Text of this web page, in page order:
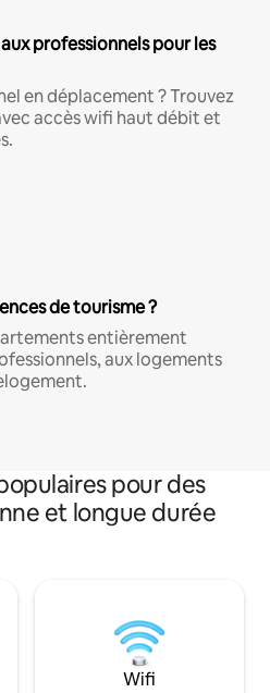
professionnels pour les
en déplacement ? Trouvez
accès wifi haut débit et
de tourisme ?
entièrement
aux logements
pour des
et longue durée
Wifi